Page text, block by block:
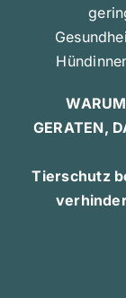
GERATEN,
Tierschutz